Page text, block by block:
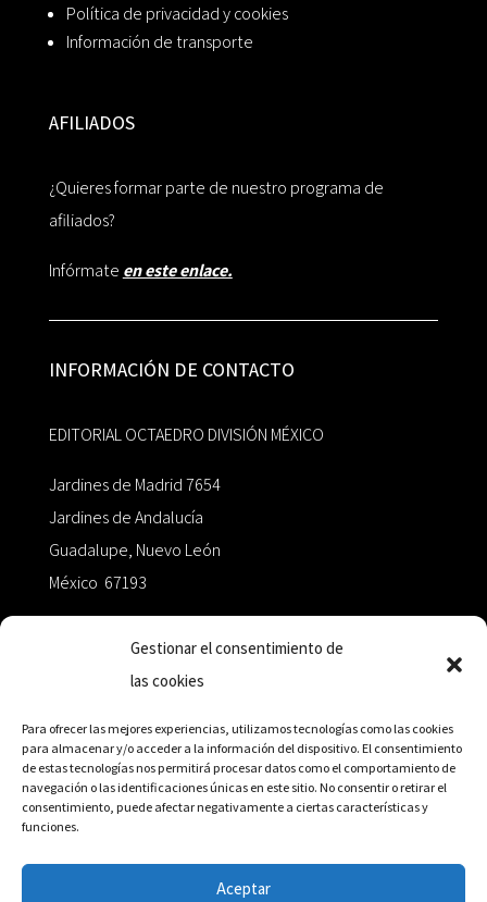
Gestionar el consentimiento de
las cookies
Para ofrecer las mejores experiencias, utilizamos tecnologías como las cookies
para almacenar y/o acceder a la información del dispositivo. El consentimiento
de estas tecnologías nos permitirá procesar datos como el comportamiento de
navegación o las identificaciones únicas en este sitio. No consentir o retirar el
consentimiento, puede afectar negativamente a ciertas características y
funciones.
Aceptar
Política de privacidad y cookies
Información de transporte
AFILIADOS
¿Quieres formar parte de nuestro programa de
afiliados?
Infórmate en este enlace.
INFORMACIÓN DE CONTACTO
EDITORIAL OCTAEDRO DIVISIÓN MÉXICO
Jardines de Madrid 7654
Jardines de Andalucía
Guadalupe, Nuevo León
México 67193
+52 811.499.5638
RED DE DISTRIBUCIÓN
Distribuidores en México y Octaedro internacional